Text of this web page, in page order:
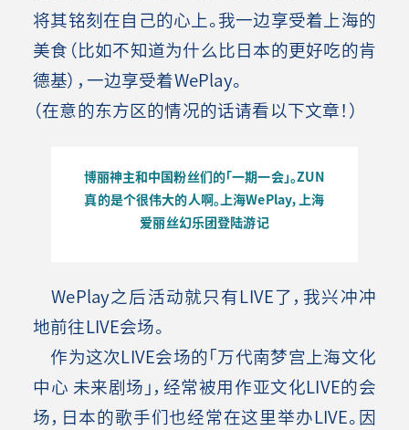
将其铭刻在自己的心上。我一边享受着上海的
美食（比如不知道为什么比日本的更好吃的肯
德基），一边享受着WePlay。
（在意的东方区的情况的话请看以下文章！）
博丽神主和中国粉丝们的「一期一会」。ZUN
真的是个很伟大的人啊。上海WePlay，上海
爱丽丝幻乐团登陆游记
WePlay之后活动就只有LIVE了，我兴冲冲
地前往LIVE会场。
作为这次LIVE会场的「万代南梦宫上海文化
中心 未来剧场」，经常被用作亚文化LIVE的会
场，日本的歌手们也经常在这里举办LIVE。因